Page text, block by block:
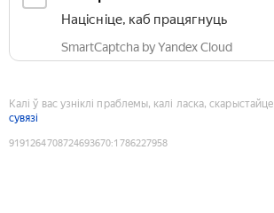
Націсніце, каб працягнуць
SmartCaptcha by Yandex Cloud
Калі ў вас узніклі праблемы, калі ласка, скарыстайце
сувязі
9191264708724693670:1786227958